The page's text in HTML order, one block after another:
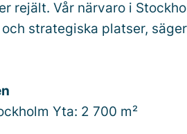
rejält. Vår närvaro i
strategiska platser,
Yta: 2 700 m²